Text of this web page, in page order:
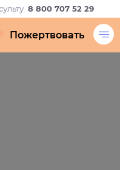
8 800 707 52 29
Пожертвовать